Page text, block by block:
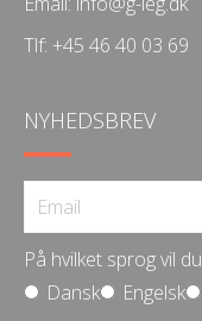
Tlf: +45 46 40 03 69
NYHEDSBREV
På hvilket sprog vil
Dansk
Engelsk